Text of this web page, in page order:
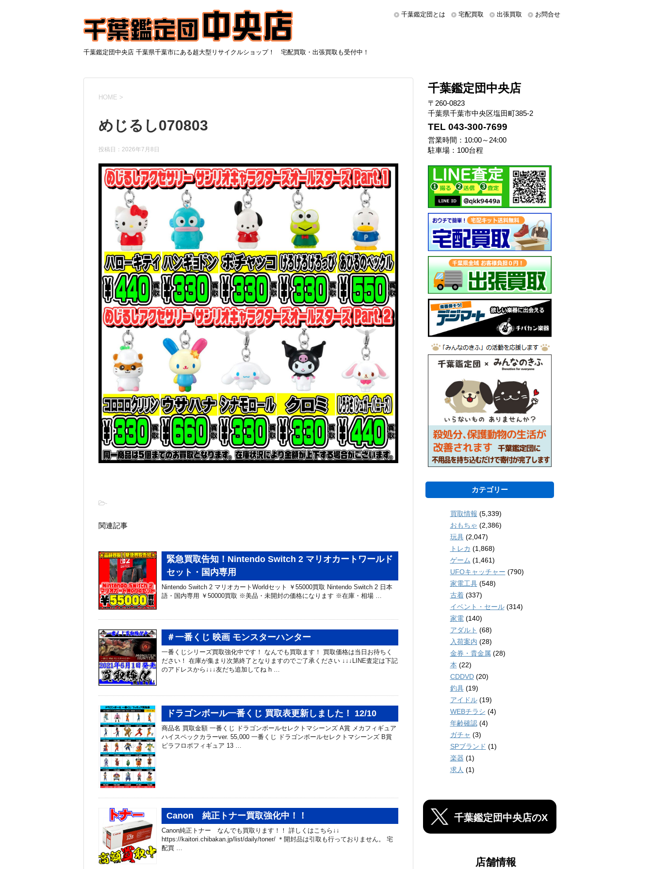
千葉鑑定団中央店 千葉県千葉市にある超大型リサイクルショップ！ 宅配買取・出張買取も受付中！
千葉鑑定団とは 宅配買取 出張買取 お問合せ
HOME >
めじるし070803
投稿日： 2026年7月8日
-
関連記事
緊急買取告知！Nintendo Switch 2 マリオカートワールド
セット・国内専用
Nintendo Switch 2 マリオカートWorldセット ￥55000買取 Nintendo Switch 2 日本
語・国内専用 ￥50000買取 ※美品・未開封の価格になります ※在庫・相場 …
＃一番くじ 映画 モンスターハンター
一番くじシリーズ買取強化中です！ なんでも買取ます！ 買取価格は当日お待ちく
ださい！ 在庫が集まり次第終了となりますのでご了承ください ↓↓↓LINE査定は下記
のアドレスから↓↓↓友だち追加してね h …
ドラゴンボール一番くじ 買取表更新しました！ 12/10
商品名 買取金額 一番くじ ドラゴンボールセレクトマシーンズ A賞 メカフィギュア
ハイスペックカラーver. 55,000 一番くじ ドラゴンボールセレクトマシーンズ B賞
ピラフロボフィギュア 13 …
Canon 純正トナー買取強化中！！
Canon純正トナー なんでも買取ります！！ 詳しくはこちら↓↓
https://kaitori.chibakan.jp/list/daily/toner/ ＊開封品は引取も行っておりません。 宅
配買 …
千葉鑑定団中央店
〒260-0823
千葉県千葉市中央区塩田町385-2
TEL 043-300-7699
営業時間：10:00～24:00
駐車場：100台程
カテゴリー
買取情報 (5,339)
おもちゃ (2,386)
玩具(2,047)
トレカ (1,868)
ゲーム (1,461)
UFOキャッチャー (790)
家電工具(548)
古着(337)
イベント・セール(314)
家電(140)
アダルト (68)
入荷案内 (28)
金券・貴金属 (28)
本 (22)
CDDVD(20)
釣具(19)
アイドル(19)
WEBチラシ (4)
年齢確認(4)
ガチャ (3)
SPブランド (1)
楽器 (1)
求人 (1)
千葉鑑定団中央店のX
店舗情報